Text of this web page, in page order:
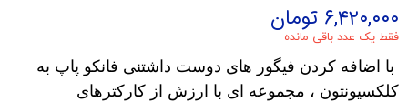
۶,۴۲۰,۰۰۰ تومان
فقط یک عدد باقی مانده
با اضافه کردن فیگور های دوست داشتنی فانکو پاپ به
کلکسیونتون ، مجموعه ای با ارزش از کارکترهای